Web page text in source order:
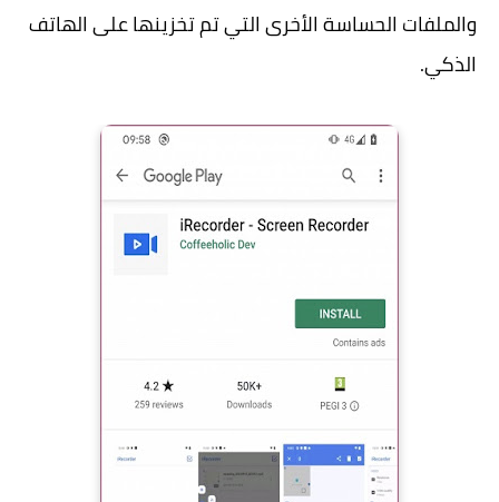
والملفات الحساسة الأخرى التي تم تخزينها على الهاتف
الذكي.